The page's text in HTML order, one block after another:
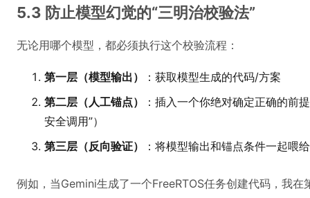
5.3 防止模型幻觉的“三明治校验法”
无论用哪个模型，都必须执行这个校验流程：
第一层（模型输出）
：获取模型生成的代码/方案
第二层（人工锚点）
：插入一个你绝对确定正确的前
安全调用”）
第三层（反向验证）
：将模型输出和锚点条件一起喂
例如，当Gemini生成了一个FreeRTOS任务创建代码，我